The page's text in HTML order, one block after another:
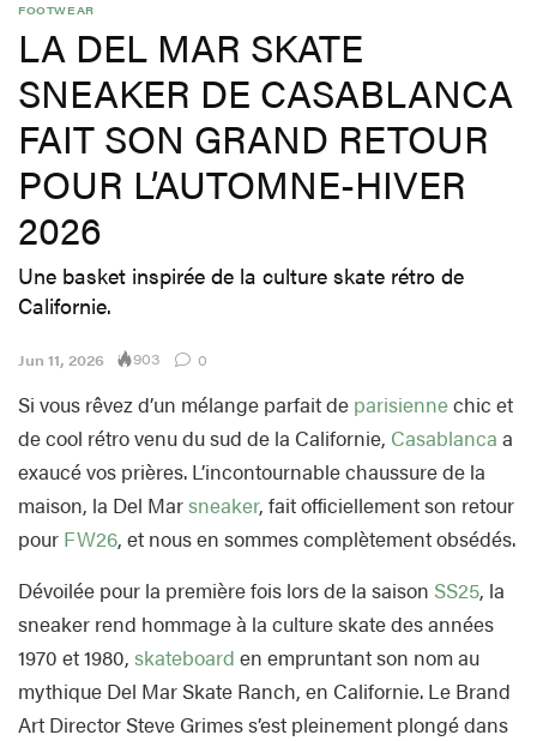
FOOTWEAR
LA DEL MAR SKATE
SNEAKER DE CASABLANCA
FAIT SON GRAND RETOUR
POUR L’AUTOMNE-HIVER
2026
Une basket inspirée de la culture skate rétro de
Californie.
Jun 11, 2026 903 0
Si vous rêvez d’un mélange parfait de parisiennechic et
de cool rétro venu du sud de la Californie, Casablanca a
exaucé vos prières. L’incontournable chaussure de la
maison, la Del Marsneaker, fait officiellement son retour
pour FW26, et nous en sommes complètement obsédés.
Dévoilée pour la première fois lors de la saison SS25, la
sneaker rend hommage à la culture skate des années
1970 et 1980, skateboard en empruntant son nom au
mythique Del Mar Skate Ranch, en Californie. Le Brand
Art Director Steve Grimes s’est pleinement plongé dans